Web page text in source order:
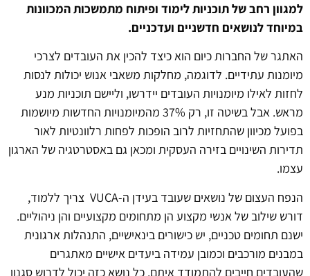
למגוון רחב של תוכניות לימוד ופיתוח מתמשכות המכוונות
במיוחד לנושאים חדשניים ועדכניים.
האתגר של החברות כיום הוא כיצד להכין את העובדים לצרכי
מיומנות עתידיים. לדוגמה, מחלקות משאבי אנוש יכולות לנסות
לחזות לאילו מיומנויות העובדים יידרשו, וליישם תוכניות מנע
מראש. אבל בשיטה זו, רק 37% מהמיומנויות החדשות מיושמות
בפועל מכיוון שהתחזיות לרוב הופכות לפחות רלוונטיות לאור
תדירות השינויים בזירה העסקית ומכאן גם באסטרטגיה של הארגון
עצמו.
הנפח העצום של נושאים שעובד בעידן ה-VUCA צריך ללמוד,
דורש שילוב של אנשי מקצוע הן מתחומים מקצועיים והן ניהוליים.
ישנם תחומים טכניים, יש כישורים בינאישיים, התנהלות ארגונית
במבנים מורכבים וכמובן עמידה ביעדים אישיים מאתגרים
שהעובדים חייבים להתמודד איתם. כל נושא כזה יכול לדרוש סגנון